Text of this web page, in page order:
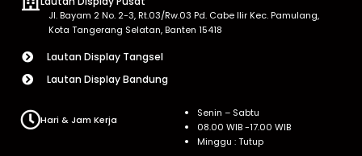
Jl. Bayam 2 No. 2-3, Rt.03/Rw.03 Pd. Cabe Ilir Kec. Pamulang,
Kota Tangerang Selatan, Banten 15418
Lautan Display Tangsel
Lautan Display Bandung
Hari & Jam Kerja
Senin – Sabtu
08.00 WIB -17.00 WIB
Minggu : Tutup